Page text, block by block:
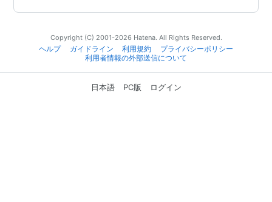
Copyright (C) 2001-2026 Hatena. All Rights Reserved.
ヘルプ
ガイドライン 利用規約
プライバシーポリシー
利用者情報の外部送信について
日本語 PC版 ログイン